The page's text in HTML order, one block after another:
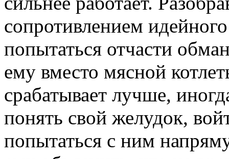
сопротивлением
попытаться отчасти
ему вместо мясной
срабатывает лучше,
понять свой желудок,
попытаться с ним